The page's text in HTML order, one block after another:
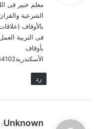
ل
معلم خبير فى
الشرعية
بالأوقاف
فى التربية
بأوقاف
الأسكندرية01094525175/01118144155/01223484102
رد
يUnknown
: